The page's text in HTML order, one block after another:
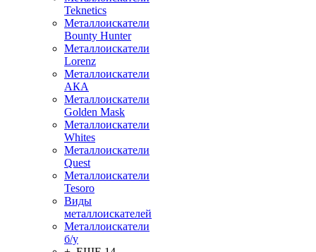
Teknetics
Металлоискатели
Bounty Hunter
Металлоискатели
Lorenz
Металлоискатели
АКА
Металлоискатели
Golden Mask
Металлоискатели
Whites
Металлоискатели
Quest
Металлоискатели
Tesoro
Виды
металлоискателей
Металлоискатели
б/у